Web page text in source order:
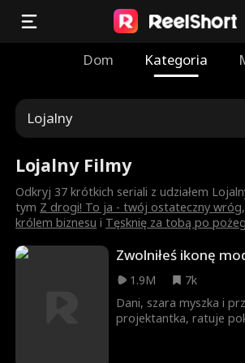
Dom Kategoria
Lojalny
Lojalny Filmy
Odkryj 37 krótkich seriali z udziałem
tym Z drogi! To ja - twój ostateczny wróg,
królem biznesu i Tęsknię za tobą po
Zwolniłeś ikonę
1.9M
7k
Dani, szara myszka i
projektantka, ratuje